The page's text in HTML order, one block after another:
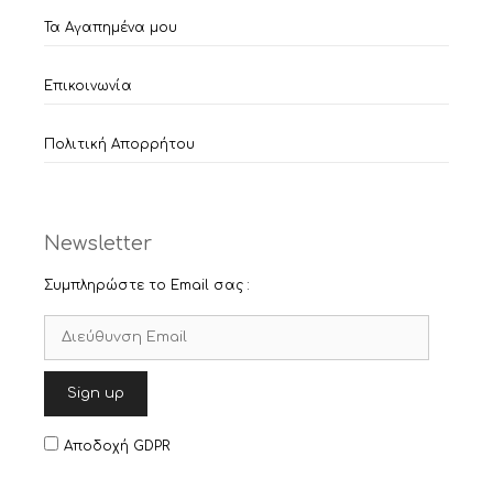
Τα Αγαπημένα μου
Επικοινωνία
Πολιτική Απορρήτου
Newsletter
Συμπληρώστε το Email σας :
Αποδοχή GDPR